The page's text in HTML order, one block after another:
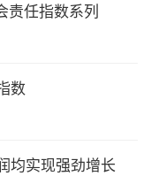
户"和"跟随分
得信赖的合作关
）业务保持强
责任指数系列
数
均实现强劲增长